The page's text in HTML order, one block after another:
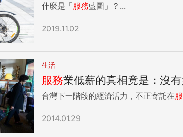
什麼是「服務藍圖」？...
2019.11.02
生活
服務業低薪的真相竟是：沒有
台灣下一階段的經濟活力，不正寄託在
2014.01.29